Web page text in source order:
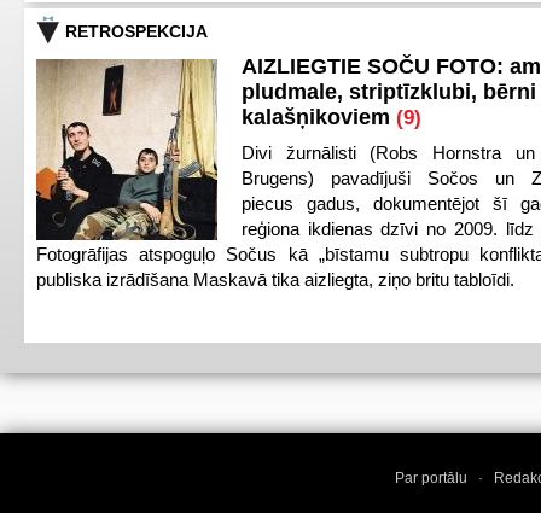
RETROSPEKCIJA
AIZLIEGTIE SOČU FOTO:
pludmale, striptīzklubi, bērni
kalašņikoviem (9)
Divi žurnālisti (Robs Hornstra
Brugens) pavadījuši Sočos un
piecus gadus, dokumentējot šī
reģiona ikdienas dzīvi no 2009. līdz
Fotogrāfijas atspoguļo Sočus kā „bīstamu subtropu
publiska izrādīšana Maskavā tika aizliegta, ziņo britu tabloīdi.
Par portālu ·